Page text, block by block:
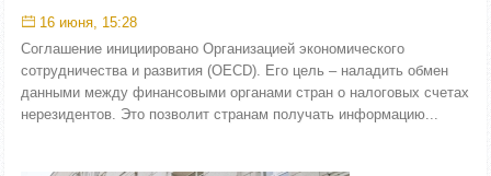
16 июня, 15:28
Соглашение инициировано Организацией экономического
сотрудничества и развития (OECD). Его цель – наладить обмен
данными между финансовыми органами стран о налоговых счетах
нерезидентов. Это позволит странам получать информацию...